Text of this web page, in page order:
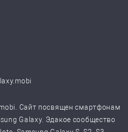
Сайт посвящен смартфонам
Galaxy. Эдакое сообщество